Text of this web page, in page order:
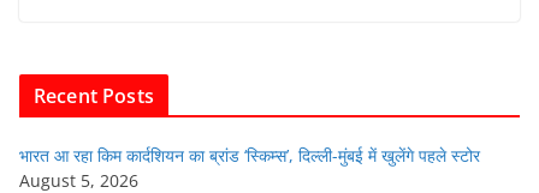
o
o
k
p
Recent Posts
भारत आ रहा किम कार्दशियन का ब्रांड ‘स्किम्स’, दिल्ली-मुंबई में खुलेंगे पहले स्टोर
August 5, 2026